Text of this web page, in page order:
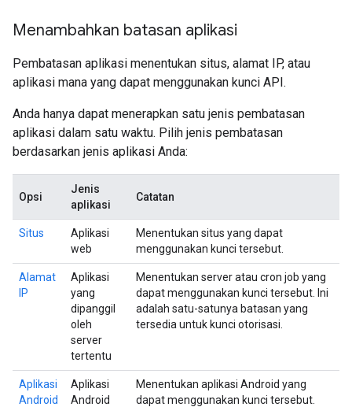
Menambahkan batasan aplikasi
Pembatasan aplikasi menentukan situs, alamat IP, atau
aplikasi mana yang dapat menggunakan kunci API.
Anda hanya dapat menerapkan satu jenis pembatasan
aplikasi dalam satu waktu. Pilih jenis pembatasan
berdasarkan jenis aplikasi Anda:
Opsi
Jenis
aplikasi
Catatan
Situs
Aplikasi
web
Menentukan situs yang dapat
menggunakan kunci tersebut.
Alamat
IP
Aplikasi
yang
dipanggil
oleh
server
tertentu
Menentukan server atau cron job yang
dapat menggunakan kunci tersebut. Ini
adalah satu-satunya batasan yang
tersedia untuk kunci otorisasi.
Aplikasi
Android
Aplikasi
Android
Menentukan aplikasi Android yang
dapat menggunakan kunci tersebut.